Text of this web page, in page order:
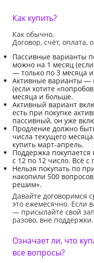
Как купить?
Как обычно.
Договор, счёт, оплата,
Пассивные варианты
можно на 1 месяц
— только по 3 месяца
Активные варианты —
(если хотите
месяца и больше.
Активный вариант
есть при покупке
пассивный, он уже
Продление должно
числа текущего
купить март-апрель.
Поддержка
с 12 по 12 число. Всё с
Нельзя покупать по
накопили 500
решим».
Давайте договоримся
это ежемесячно. Если
— присылайте свой
разово, вне поддержки.
Означает ли, что
все вопросы?